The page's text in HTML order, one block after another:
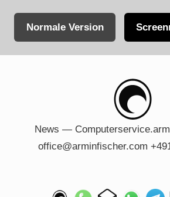
Normale Version
News —
office@arminfischer.com